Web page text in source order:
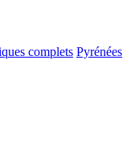
complets Pyrénées